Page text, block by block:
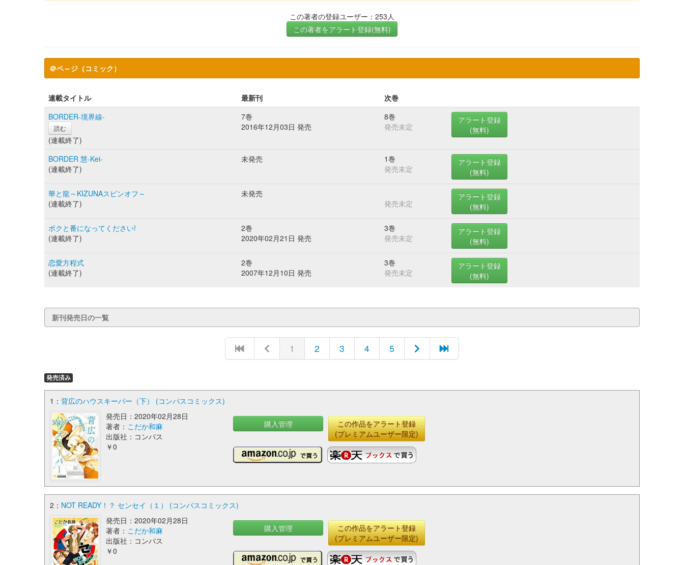
この著者の登録ユーザー：253人
この著者をアラート登録(無料)
＠ペ～ジ（コミック）
連載タイトル 最新刊
次巻
BORDER-境界線-
読む
(連載終了)
7巻
2016年12月03日 発売
8巻
発売未定
アラート登録
(無料)
BORDER 慧-Kei-
(連載終了)
未発売
1巻
発売未定
アラート登録
(無料)
華と龍～KIZUNAスピンオフ～
(連載終了)
未発売
発売未定
アラート登録
(無料)
ボクと番になってください!
(連載終了)
2巻
2020年02月21日 発売
3巻
発売未定
アラート登録
(無料)
恋愛方程式
(連載終了)
2巻
2007年12月10日 発売
3巻
発売未定
アラート登録
(無料)
新刊発売日の一覧
1 2 3 4 5
発売済み
1： 背広のハウスキーパー（下） (コンパスコミックス)
発売日：2020年02月28日
著者： こだか和麻
出版社：コンパス
￥0
購入管理
この作品をアラート登録
(プレミアムユーザー限定)
2： NOT READY！？ センセイ（１） (コンパスコミックス)
発売日：2020年02月28日
著者： こだか和麻
出版社：コンパス
￥0
購入管理
この作品をアラート登録
(プレミアムユーザー限定)